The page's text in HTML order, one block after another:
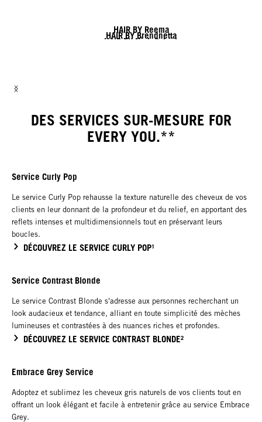
HAIR BY Reema
HAIR BY Brendnetta
HAIR BY Nick & Jack
DES SERVICES SUR-MESURE FOR
EVERY YOU.**
Service Curly Pop
Le service Curly Pop rehausse la texture naturelle des cheveux de vos
clients en leur donnant de la profondeur et du relief, en apportant des
reflets intenses et multidimensionnels tout en préservant leurs
boucles.
DÉCOUVREZ LE SERVICE CURLY POP¹
Service Contrast Blonde
Le service Contrast Blonde s'adresse aux personnes recherchant un
look audacieux et tendance, alliant en toute simplicité des mèches
lumineuses et contrastées à des nuances riches et profondes.
DÉCOUVREZ LE SERVICE CONTRAST BLONDE²
Embrace Grey Service
Adoptez et sublimez les cheveux gris naturels de vos clients tout en
offrant un look élégant et facile à entretenir grâce au service Embrace
Grey.